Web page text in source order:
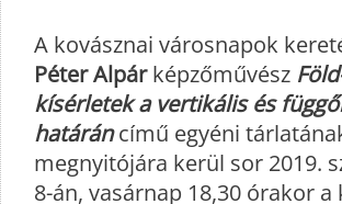
A kovásznai városnapok
Péter Alpárképzőművész
kísérletek a vertikális és
határáncímű egyéni
megnyitójára kerül sor 2019.
8-án, vasárnap 18,30 órakor a